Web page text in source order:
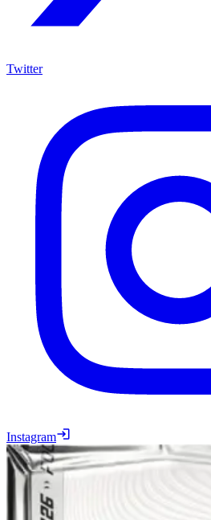
Twitter
Instagram